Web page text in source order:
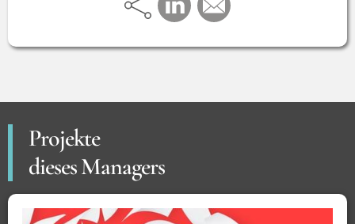
Projekte
dieses Managers